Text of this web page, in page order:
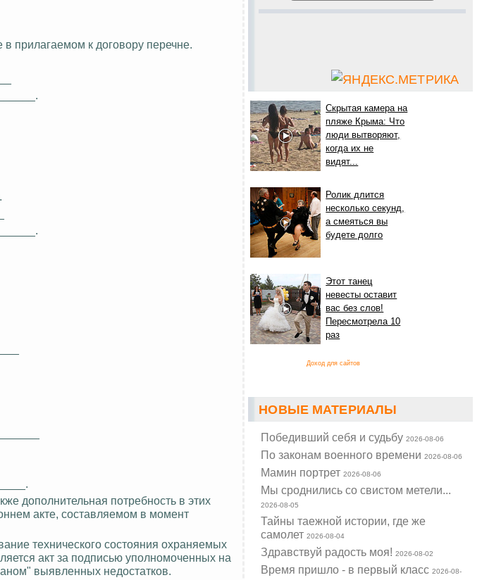
Скрытая камера на
пляже Крыма: Что
люди вытворяют,
когда их не
видят...
Ролик длится
несколько секунд,
а смеяться вы
будете долго
Этот танец
невесты оставит
вас без слов!
Пересмотрела 10
раз
Доход для сайтов
НОВЫЕ МАТЕРИАЛЫ
Победивший себя и судьбу2026-08-06
По законам военного времени2026-08-06
Мамин портрет2026-08-06
Мы сроднились со свистом метели...
2026-08-05
Тайны таежной истории, где же
самолет2026-08-04
Здравствуй радость моя!2026-08-02
Время пришло - в первый класс2026-08-
прилагаемом к договору перечне.
дополнительная потребность в этих
акте, составляемом в момент
технического состояния охраняемых
акт за подписью уполномоченных на
выявленных недостатков.